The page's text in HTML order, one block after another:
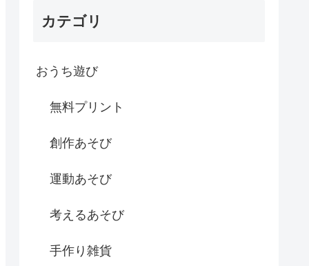
カテゴリ
おうち遊び
無料プリント
創作あそび
運動あそび
考えるあそび
手作り雑貨